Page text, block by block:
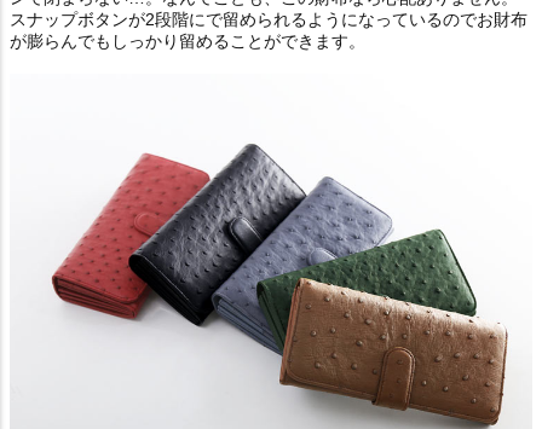
スナップボタンが2段階にで留められるようになっているのでお財布
が膨らんでもしっかり留めることができます。